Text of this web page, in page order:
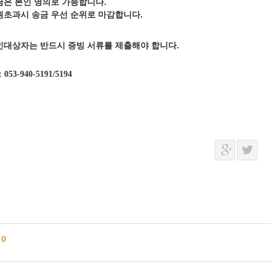
과시 송금 우선 순위로 마감합니다.
상자는 반드시 증빙 서류를 제출해야 합니다.
: 053-940-5191/5194
0